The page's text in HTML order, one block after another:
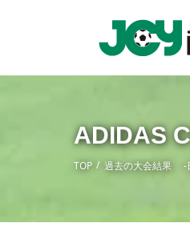
ADIDAS
TOP 過去の大会結果 -